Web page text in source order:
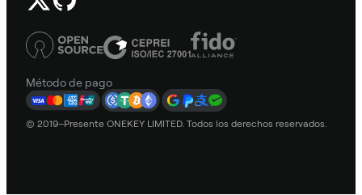
Método de pago
© 2019–Presente ONEKEY LIMITED. Todos los derechos reservados.